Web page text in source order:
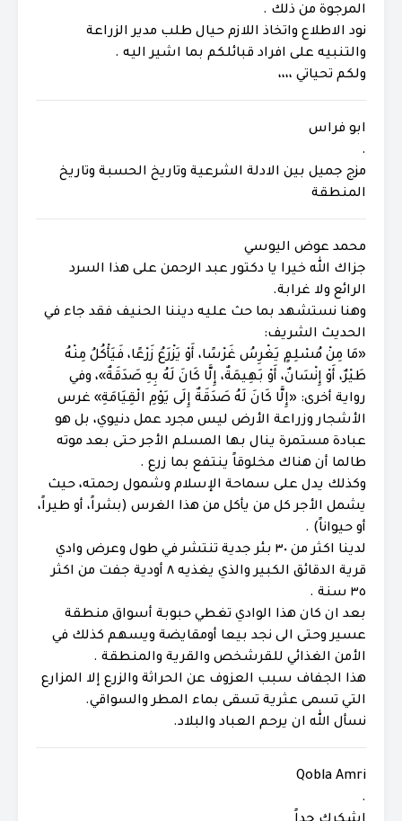
المرجوة من ذلك .
نود الاطلاع واتخاذ اللازم حيال طلب مدير الزراعة
والتنبيه على افراد قبائلكم بما اشير اليه .
ولكم تحياتي ،،،،
ابو فراس
.
مزج جميل بين الادلة الشرعية وتاريخ الحسبة وتاريخ
المنطقة
محمد عوض اليوسي
جزاك الله خيرا يا دكتور عبد الرحمن على هذا السرد
الرائع ولا غرابة.
وهنا نستشهد بما حث عليه ديننا الحنيف فقد جاء في
الحديث الشريف:
«مَا مِنْ مُسْلِمٍ يَغْرِسُ غَرْسًا، أَوْ يَزْرَعُ زَرْعًا، فَيَأْكُلُ مِنْهُ
طَيْرٌ، أَوْ إِنْسَانٌ، أَوْ بَهِيمَةٌ، إِلَّا كَانَ لَهُ بِهِ صَدَقَةٌ»، وفي
رواية أخرى: «إِلَّا كَانَ لَهُ صَدَقَةٌ إِلَى يَوْمِ الْقِيَامَةِ» غرس
الأشجار وزراعة الأرض ليس مجرد عمل دنيوي، بل هو
عبادة مستمرة ينال بها المسلم الأجر حتى بعد موته
طالما أن هناك مخلوقاً ينتفع بما زرع .
وكذلك يدل على سماحة الإسلام وشمول رحمته، حيث
يشمل الأجر كل من يأكل من هذا الغرس (بشراً، أو طيراً،
أو حيواناً) .
لدينا اكثر من ٣٠ بئر جدية تنتشر في طول وعرض وادي
قرية الدقائق الكبير والذي يغذيه ٨ أودية جفت من اكثر
٣٥ سنة .
بعد ان كان هذا الوادي تغطي حبوبة أسواق منطقة
عسير وحتى الى نجد بيعا أومقايضة ويسهم كذلك في
الأمن الغذائي للقرشخص والقرية والمنطقة .
هذا الجفاف سبب العزوف عن الحراثة والزرع إلا المزارع
التي تسمى عثرية تسقى بماء المطر والسواقي.
نسأل الله ان يرحم العباد والبلاد.
Qobla Amri
.